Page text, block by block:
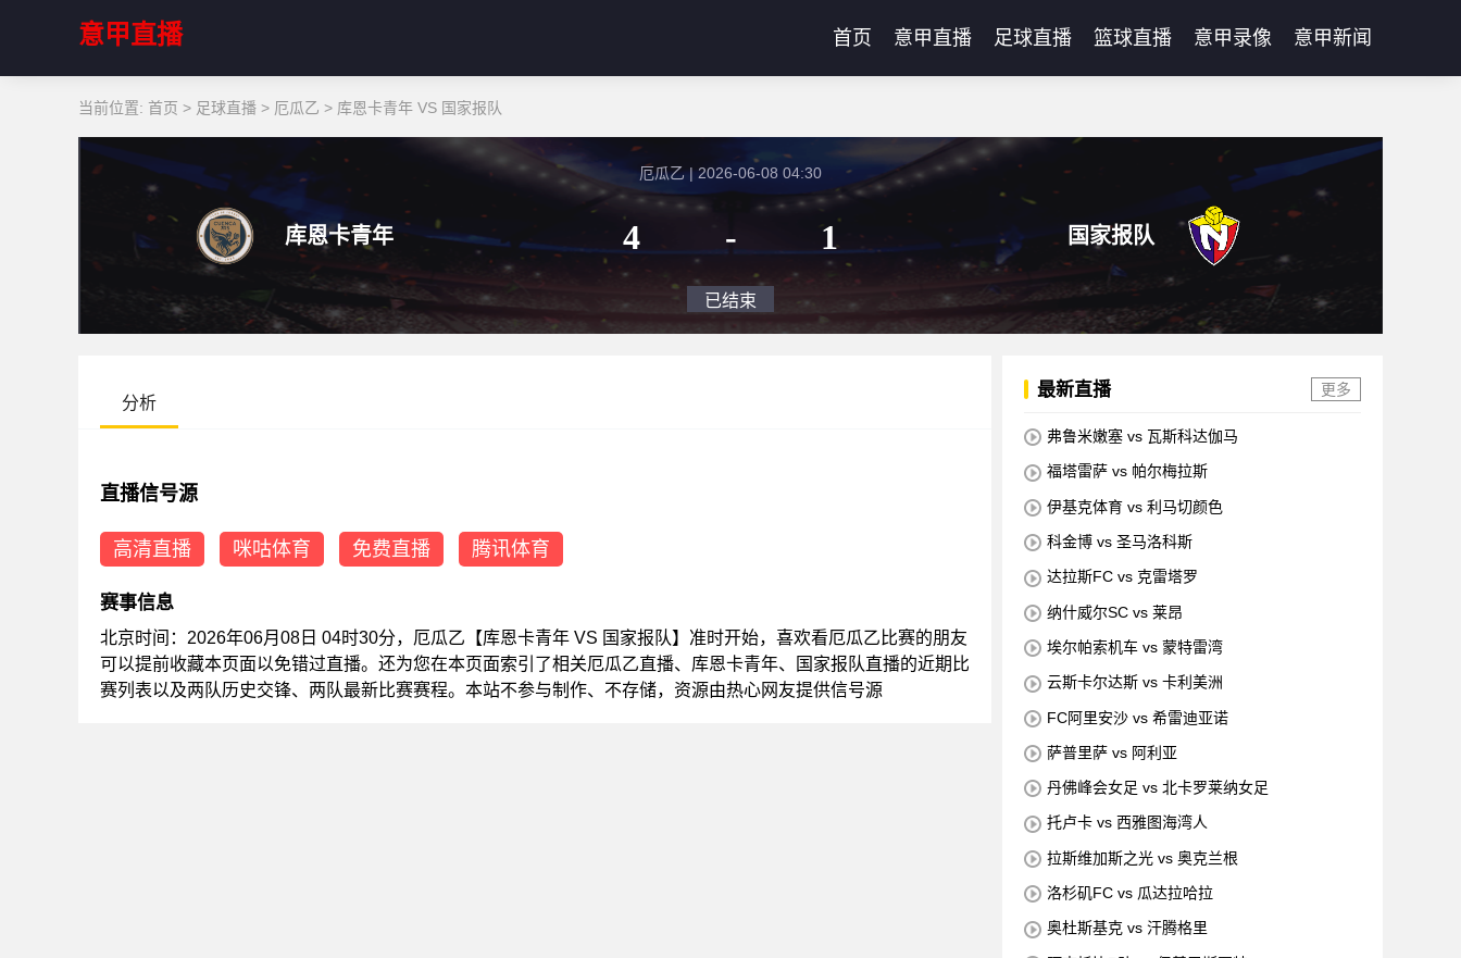
意甲直播 首页 意甲直播 足球直播 篮球直播 意甲录像 意甲新闻
当前位置: 首页 > 足球直播 > 厄瓜乙 > 库恩卡青年 VS 国家报队
库恩卡青年
厄瓜乙 | 2026-06-08 04:30
4 - 1
已结束
国家报队
分析
直播信号源
高清直播 咪咕体育 免费直播 腾讯体育
赛事信息
北京时间：2026年06月08日 04时30分，厄瓜乙【库恩卡青年 VS 国家报队】准时开始，喜欢看厄瓜乙比赛的朋友
可以提前收藏本页面以免错过直播。还为您在本页面索引了相关厄瓜乙直播、库恩卡青年、国家报队直播的近期比
赛列表以及两队历史交锋、两队最新比赛赛程。本站不参与制作、不存储，资源由热心网友提供信号源
最新直播 更多
弗鲁米嫩塞 vs 瓦斯科达伽马
福塔雷萨 vs 帕尔梅拉斯
伊基克体育 vs 利马切颜色
科金博 vs 圣马洛科斯
达拉斯FC vs 克雷塔罗
纳什威尔SC vs 莱昂
埃尔帕索机车 vs 蒙特雷湾
云斯卡尔达斯 vs 卡利美洲
FC阿里安沙 vs 希雷迪亚诺
萨普里萨 vs 阿利亚
丹佛峰会女足 vs 北卡罗莱纳女足
托卢卡 vs 西雅图海湾人
拉斯维加斯之光 vs 奥克兰根
洛杉矶FC vs 瓜达拉哈拉
奥杜斯基克 vs 汗腾格里